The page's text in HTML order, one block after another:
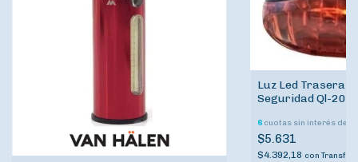
Luz Led Trasera
Seguridad Ql-
6cuotas sin interés de
$5.631
$4.392,18 con